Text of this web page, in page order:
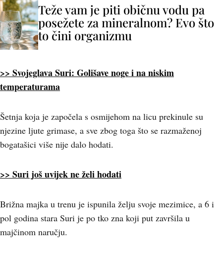
Teže vam je piti običnu vodu pa
posežete za mineralnom? Evo što
to čini organizmu
>> Svojeglava Suri: Golišave noge i na niskim
temperaturama
Šetnja koja je započela s osmijehom na licu prekinule su
njezine ljute grimase, a sve zbog toga što se razmaženoj
bogatašici više nije dalo hodati.
>> Suri još uvijek ne želi hodati
Brižna majka u trenu je ispunila želju svoje mezimice, a 6 i
pol godina stara Suri je po tko zna koji put završila u
majčinom naručju.